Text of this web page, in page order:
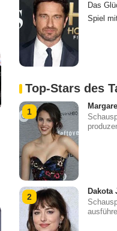
Das
Spiel
Top-Stars des
1
2
Dakota